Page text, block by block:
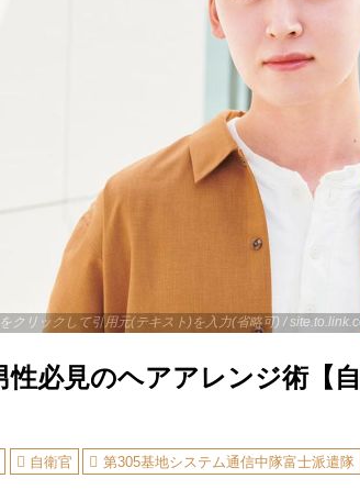
クリックして引用元(テキスト)を入力(省略可) /
性必見のヘアアレンジ術【
自衛官 第305基地システム通信中隊富士派遣隊